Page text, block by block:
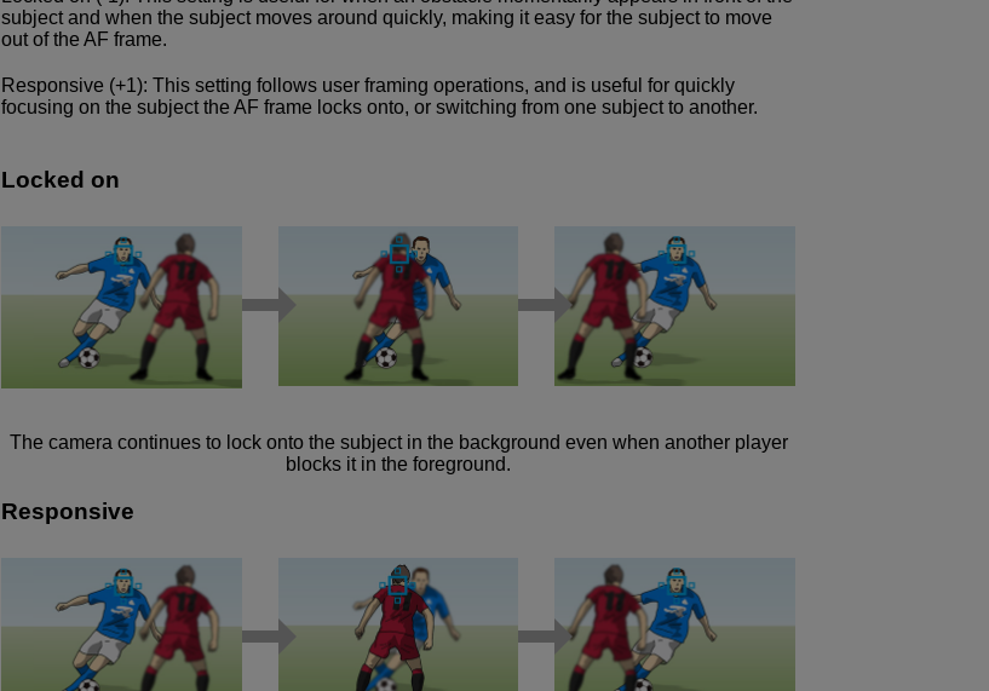
subject and when the subject moves around quickly, making it easy for the subject to move
out of the AF frame.
Responsive (+1): This setting follows user framing operations, and is useful for quickly
focusing on the subject the AF frame locks onto, or switching from one subject to another.
Locked on
The camera continues to lock onto the subject in the background even when another player
blocks it in the foreground.
Responsive